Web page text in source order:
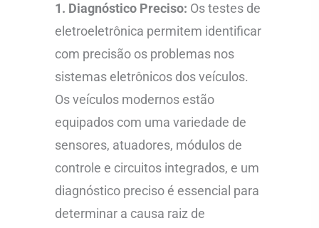
1. Diagnóstico Preciso: Os testes de
eletroeletrônica permitem identificar
com precisão os problemas nos
sistemas eletrônicos dos veículos.
Os veículos modernos estão
equipados com uma variedade de
sensores, atuadores, módulos de
controle e circuitos integrados, e um
diagnóstico preciso é essencial para
determinar a causa raiz de